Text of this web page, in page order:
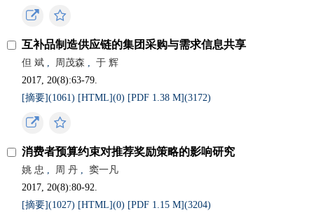
互补品制造供应链的集团采购与需求信息共享
但 斌 , 周茂森 ,
于 辉
2017, 20(8):63-79.
[摘要](1061) [HTML](0) [PDF 1.38 M](3172)
消费者预算约束对推荐奖励策略的影响研究
姚 忠 , 周 丹 ,
窦一凡
2017, 20(8):80-92.
[摘要](1027) [HTML](0) [PDF 1.15 M](3204)